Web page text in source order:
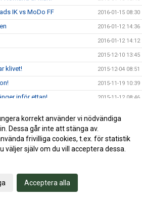
IK vs MoDo FF 2016-01-15 08:30
2016-01-12 14:36
2016-01-12 14:12
2015-12-10 13:45
klivet! 2015-12-04 08:51
2015-11-19 10:39
inför ettan! 2015-11-12 08:46
Division 1 Norrland 2016
Själevad inför ettan! 2015-10-26 10:16
damlag
korrekt använder vi nödvändiga
Dessa går inte att stänga av.
frivilliga cookies, t.ex. för statistik
väljer själv om du vill acceptera dessa.
Acceptera alla